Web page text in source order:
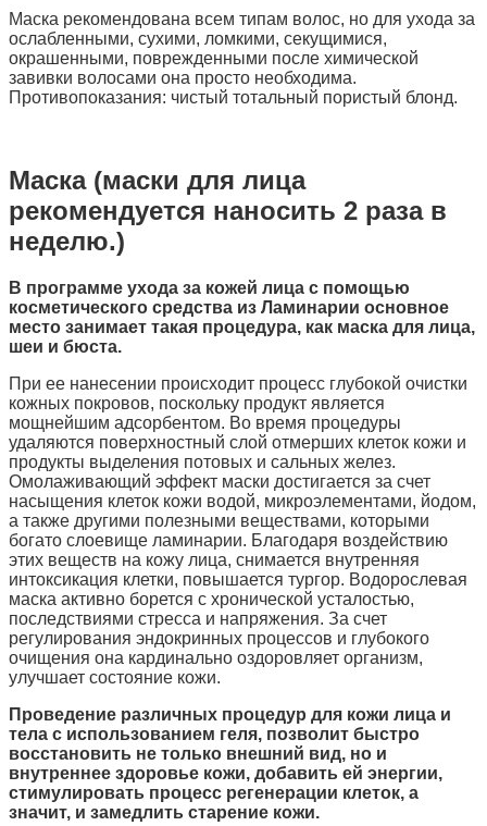
Маска рекомендована всем типам волос, но для ухода за
ослабленными, сухими, ломкими, секущимися,
окрашенными, поврежденными после химической
завивки волосами она просто необходима.
Противопоказания: чистый тотальный пористый блонд.
Маска (маски для лица
рекомендуется наносить 2 раза в
неделю.)
В программе ухода за кожей лица с помощью
косметического средства из Ламинарии основное
место занимает такая процедура, как маска для лица,
шеи и бюста.
При ее нанесении происходит процесс глубокой очистки
кожных покровов, поскольку продукт является
мощнейшим адсорбентом. Во время процедуры
удаляются поверхностный слой отмерших клеток кожи и
продукты выделения потовых и сальных желез.
Омолаживающий эффект маски достигается за счет
насыщения клеток кожи водой, микроэлементами, йодом,
а также другими полезными веществами, которыми
богато слоевище ламинарии. Благодаря воздействию
этих веществ на кожу лица, снимается внутренняя
интоксикация клетки, повышается тургор. Водорослевая
маска активно борется с хронической усталостью,
последствиями стресса и напряжения. За счет
регулирования эндокринных процессов и глубокого
очищения она кардинально оздоровляет организм,
улучшает состояние кожи.
Проведение различных процедур для кожи лица и
тела с использованием геля, позволит быстро
восстановить не только внешний вид, но и
внутреннее здоровье кожи, добавить ей энергии,
стимулировать процесс регенерации клеток, а
значит, и замедлить старение кожи.